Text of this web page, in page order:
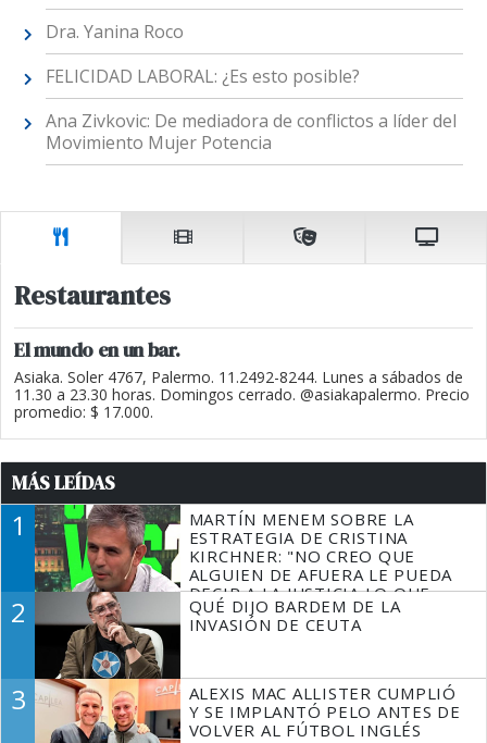
Dra. Yanina Roco
FELICIDAD LABORAL: ¿Es esto posible?
Ana Zivkovic: De mediadora de conflictos a líder del
Movimiento Mujer Potencia
Restaurantes
El mundo en un bar.
Asiaka. Soler 4767, Palermo. 11.2492-8244. Lunes a sábados de
11.30 a 23.30 horas. Domingos cerrado. @asiakapalermo. Precio
promedio: $ 17.000.
MÁS LEÍDAS
1
MARTÍN MENEM SOBRE LA
ESTRATEGIA DE CRISTINA
KIRCHNER: "NO CREO QUE
ALGUIEN DE AFUERA LE PUEDA
DECIR A LA JUSTICIA LO QUE
TIENE QUE HACER"
2
QUÉ DIJO BARDEM DE LA
INVASIÓN DE CEUTA
3
ALEXIS MAC ALLISTER CUMPLIÓ
Y SE IMPLANTÓ PELO ANTES DE
VOLVER AL FÚTBOL INGLÉS